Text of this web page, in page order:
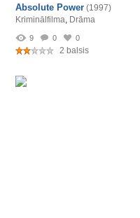
Absolute Power (1997)
Kriminālfilma, Drāma
9 0 0
2 balsis